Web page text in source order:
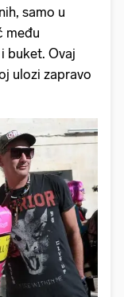
samo u
među
buket. Ovaj
ulozi zapravo